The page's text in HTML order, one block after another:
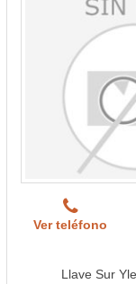
Ver teléfono
Llave Sur